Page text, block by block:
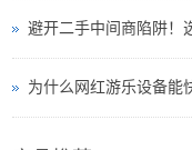
避开二手中间商陷阱！
为什么网红游乐设备能